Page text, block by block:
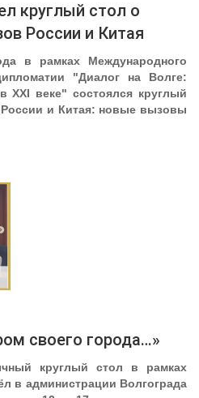
круглый стол о
России и Китая
в рамках Международного
"Диалог на Волге:
XXI веке" состоялся круглый
и Китая: новые вызовы
своего города…»
круглый стол в рамках
в администрации Волгограда